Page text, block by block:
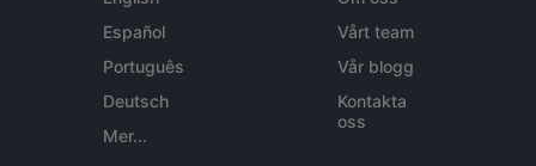
Español
Português
Deutsch
Mer...
Vårt team
Vår blogg
Kontakta
oss